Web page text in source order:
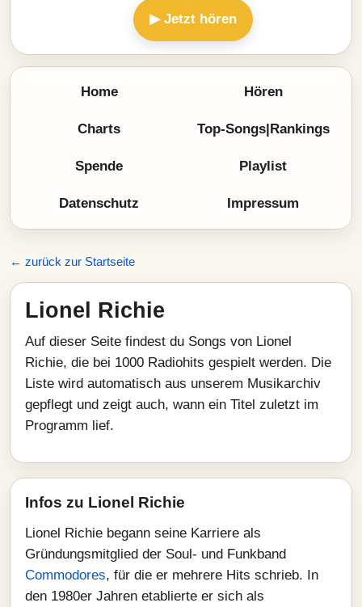
▶ Jetzt hören
Home Hören
Charts Top-Songs|Rankings
Spende Playlist
Datenschutz Impressum
← zurück zur Startseite
Lionel Richie
Auf dieser Seite findest du Songs von Lionel
Richie, die bei 1000 Radiohits gespielt werden. Die
Liste wird automatisch aus unserem Musikarchiv
gepflegt und zeigt auch, wann ein Titel zuletzt im
Programm lief.
Infos zu Lionel Richie
Lionel Richie begann seine Karriere als
Gründungsmitglied der Soul- und Funkband
Commodores, für die er mehrere Hits schrieb. In
den 1980er Jahren etablierte er sich als